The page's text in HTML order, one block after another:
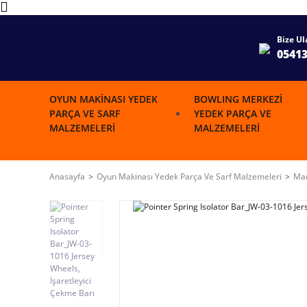
Bize
OYUN MAKINASI YEDEK
PARÇA VE SARF
MALZEMELERI
BOWLING MERKEZI
YEDEK PARÇA VE
MALZEMELERI
Anasayfa Oyun Makinası Yedek Parça Ve Sarf Malzemeleri